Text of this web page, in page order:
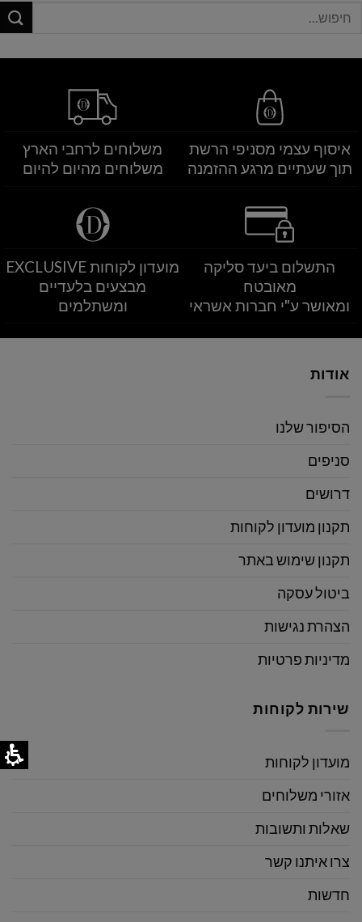
איסוף עצמי מסניפי הרשת
תוך שעתיים מרגע ההזמנה
משלוחים לרחבי הארץ
משלוחים מהיום להיום
התשלום ביעד סליקה
מאובטח
ומאושר ע"י חברות אשראי
מועדון לקוחות EXCLUSIVE
מבצעים בלעדיים
ומשתלמים
אודות
הסיפור שלנו
סניפים
דרושים
תקנון מועדון לקוחות
תקנון שימוש באתר
ביטול עסקה
הצהרת נגישות
מדיניות פרטיות
שירות לקוחות
מועדון לקוחות
אזורי משלוחים
שאלות ותשובות
צרו איתנו קשר
חדשות